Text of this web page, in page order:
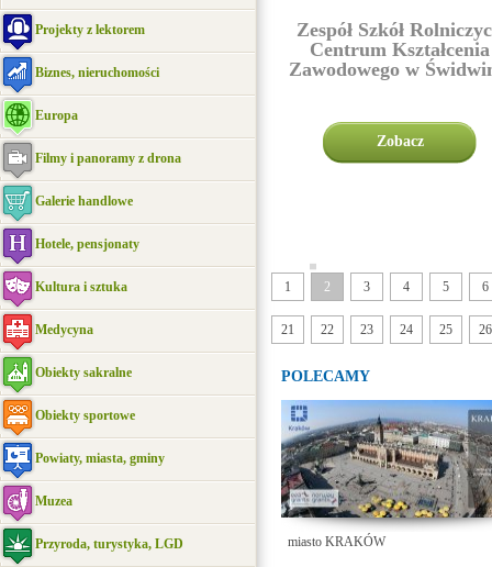
Projekty z lektorem
Biznes, nieruchomości
Europa
Filmy i panoramy z drona
Galerie handlowe
Hotele, pensjonaty
Kultura i sztuka
Medycyna
Obiekty sakralne
Obiekty sportowe
Powiaty, miasta, gminy
Muzea
Przyroda, turystyka, LGD
Zespół Szkół
Centrum Kształcenia
Zawodowego w
Zobacz
1
|||||
2 3 4 5 6
21 22 23 24 25 26
POLECAMY
miasto KRAKÓW